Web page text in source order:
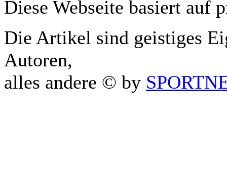
Diese Webseite basiert auf
Die Artikel sind geistiges
Autoren,
alles andere © by